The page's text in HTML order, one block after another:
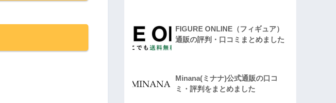
FIGURE ONLINE（フィギュア）
通販の評判・口コミまとめました
Minana(ミナナ)公式通販の口コ
ミ・評判をまとめました